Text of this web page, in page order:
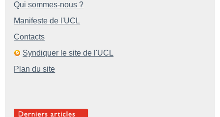
Qui sommes-nous ?
Manifeste de l'UCL
Contacts
Syndiquer le site de l'UCL
Plan du site